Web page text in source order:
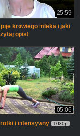
25:59
pije krowiego mleka i jaki
opis!
05:06
i intensywny
1080p